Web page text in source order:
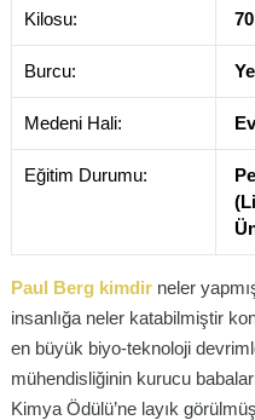
Kilosu:
Burcu:
Medeni Hali:
Eğitim Durumu:
Paul Berg kimdir neler
insanlığa neler katabilmiştir
en büyük biyo-teknoloji
mühendisliğinin kurucu
Kimya Ödülü’ne layık